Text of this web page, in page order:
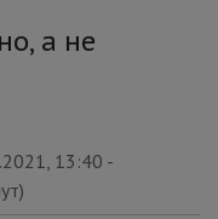
а не
13:40 -
)